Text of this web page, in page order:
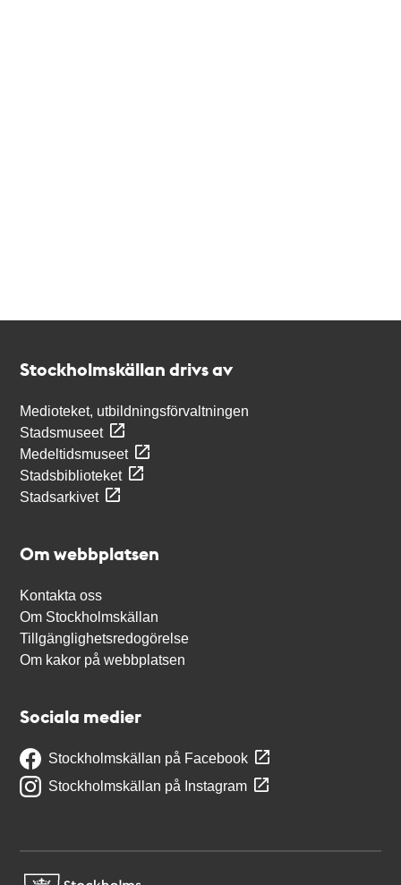
Stockholmskällan drivs av
Medioteket, utbildningsförvaltningen
Stadsmuseet
Medeltidsmuseet
Stadsbiblioteket
Stadsarkivet
Om webbplatsen
Kontakta oss
Om Stockholmskällan
Tillgänglighetsredogörelse
Om kakor på webbplatsen
Sociala medier
Stockholmskällan på Facebook
Stockholmskällan på Instagram